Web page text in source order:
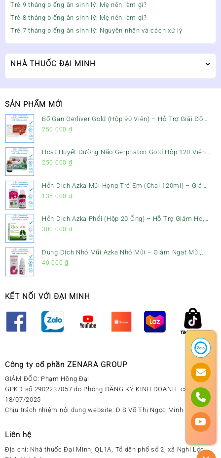
Trẻ 9 tháng biếng ăn sinh lý: Mẹ nên làm gì?
Trẻ 8 tháng biếng ăn sinh lý: Mẹ nên làm gì?
Trẻ 7 tháng biếng ăn sinh lý: Nguyên nhân và cách xử lý
NHÀ THUỐC ĐẠI MINH
SẢN PHẨM MỚI
Bổ Gan Gerliver Gold (Hộp 90 Viên) – Hỗ Trợ Giải Độc
Gan, Mát Gan & Bảo Vệ Gan
250.000 ₫
Hoạt Huyết Dưỡng Não Gerphaton Gold Hộp 120 Viên
– Giảm Đau Đầu, Hoa Mắt, Chóng Mặt & Rối Loạn Tiền
250.000 ₫
Hỗn Dịch Azka Mũi Họng Trẻ Em (Chai 120ml) – Giảm
Ho, Tiêu Đờm & Đau Rát Họng
135.000 ₫
Hỗn Dịch Azka Phổi (Hộp 20 Ống) – Hỗ Trợ Giảm Ho,
Tiêu Đờm & Bổ Phổi
300.000 ₫
Dung Dịch Nhỏ Mũi Azka Nhỏ Mũi – Giảm Ngạt Mũi,
Sổ Mũi Cho Trẻ Sơ Sinh
40.000 ₫
KẾT NỐI VỚI ĐẠI MINH
Công ty cổ phần ZENARA GROUP
GIÁM ĐỐC: Phạm Hồng Đại
GPKD số 2902237057 do Phòng ĐĂNG KÝ KINH DOANH cấp ngày
18/07/2025
Chịu trách nhiệm nội dung website: D.S Võ Thị Ngọc Minh
Liên hệ
Địa chỉ: Nhà thuốc Đại Minh, QL1A, Tổ dân phố số 2, xã Nghi Lộc,